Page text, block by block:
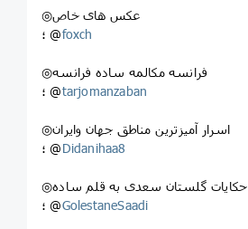
◎عکس های خاص
؛ @foxch
◎فرانسه مکالمه ساده فرانسه
؛ @tarjomanzaban
◎اسرار آمیزترین مناطق جهان وایران
؛ @Didanihaa8
◎حکایات گلستان سعدی به قلم ساده
؛ @GolestaneSaadi